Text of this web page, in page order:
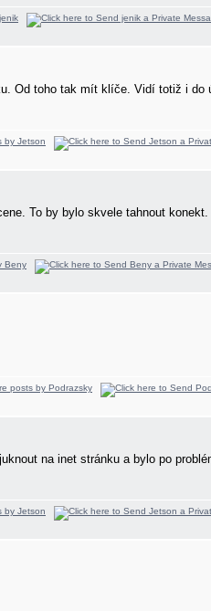
Od toho tak mít klíče. Vidí totiž i
To by bylo skvele tahnout
na inet stránku a bylo po